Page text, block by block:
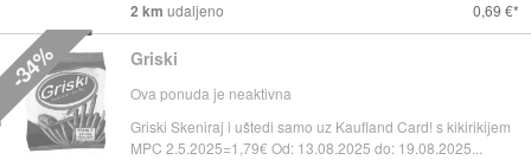
2 km udaljeno 0,69 €
Griski
Ova ponuda je neaktivna
Griski Skeniraj i uštedi samo uz Kaufland Card! s kikirikijem
MPC 2.5.2025=1,79€ Od: 13.08.2025 do: 19.08.2025...
-34%